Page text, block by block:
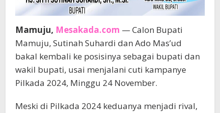
Mamuju, Mesakada.com — Calon Bupati
Mamuju, Sutinah Suhardi dan Ado Mas’ud
bakal kembali ke posisinya sebagai bupati dan
wakil bupati, usai menjalani cuti kampanye
Pilkada 2024, Minggu 24 November.
Meski di Pilkada 2024 keduanya menjadi rival,